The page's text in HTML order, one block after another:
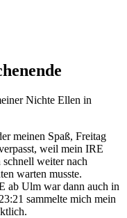
Nichte Ellen in
meinen Spaß, Freitag
weil mein IRE
weiter nach
warten musste.
ab Ulm war dann auch in
sammelte mich mein